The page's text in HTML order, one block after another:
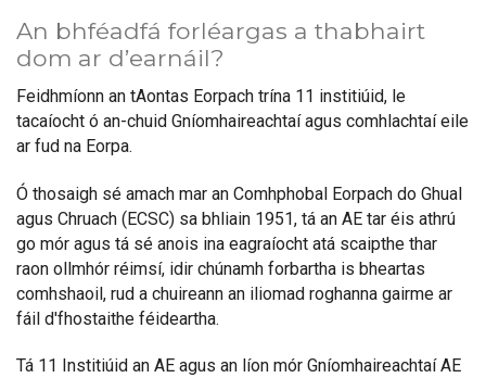
An bhféadfá forléargas a thabhairt
dom ar d’earnáil?
Feidhmíonn an tAontas Eorpach trína 11 institiúid, le
tacaíocht ó an-chuid Gníomhaireachtaí agus comhlachtaí eile
ar fud na Eorpa.
Ó thosaigh sé amach mar an Comhphobal Eorpach do Ghual
agus Chruach (ECSC) sa bhliain 1951, tá an AE tar éis athrú
go mór agus tá sé anois ina eagraíocht atá scaipthe thar
raon ollmhór réimsí, idir chúnamh forbartha is bheartas
comhshaoil, rud a chuireann an iliomad roghanna gairme ar
fáil d'fhostaithe féideartha.
Tá 11 Institiúid an AE agus an líon mór Gníomhaireachtaí AE